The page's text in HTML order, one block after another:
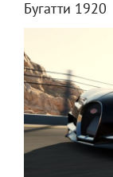
Бугатти 1920